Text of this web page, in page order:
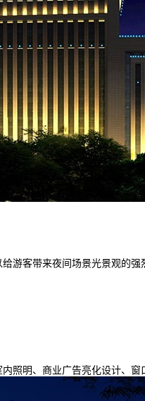
游客带来夜间场景光景观的强
明、商业广告亮化设计、窗